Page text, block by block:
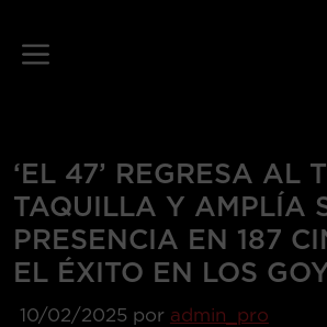
contenido
Menú
‘EL 47’ REGRESA AL
TAQUILLA Y AMPLÍA
PRESENCIA EN 187
EL ÉXITO EN LOS
10/02/2025 por admin_pro